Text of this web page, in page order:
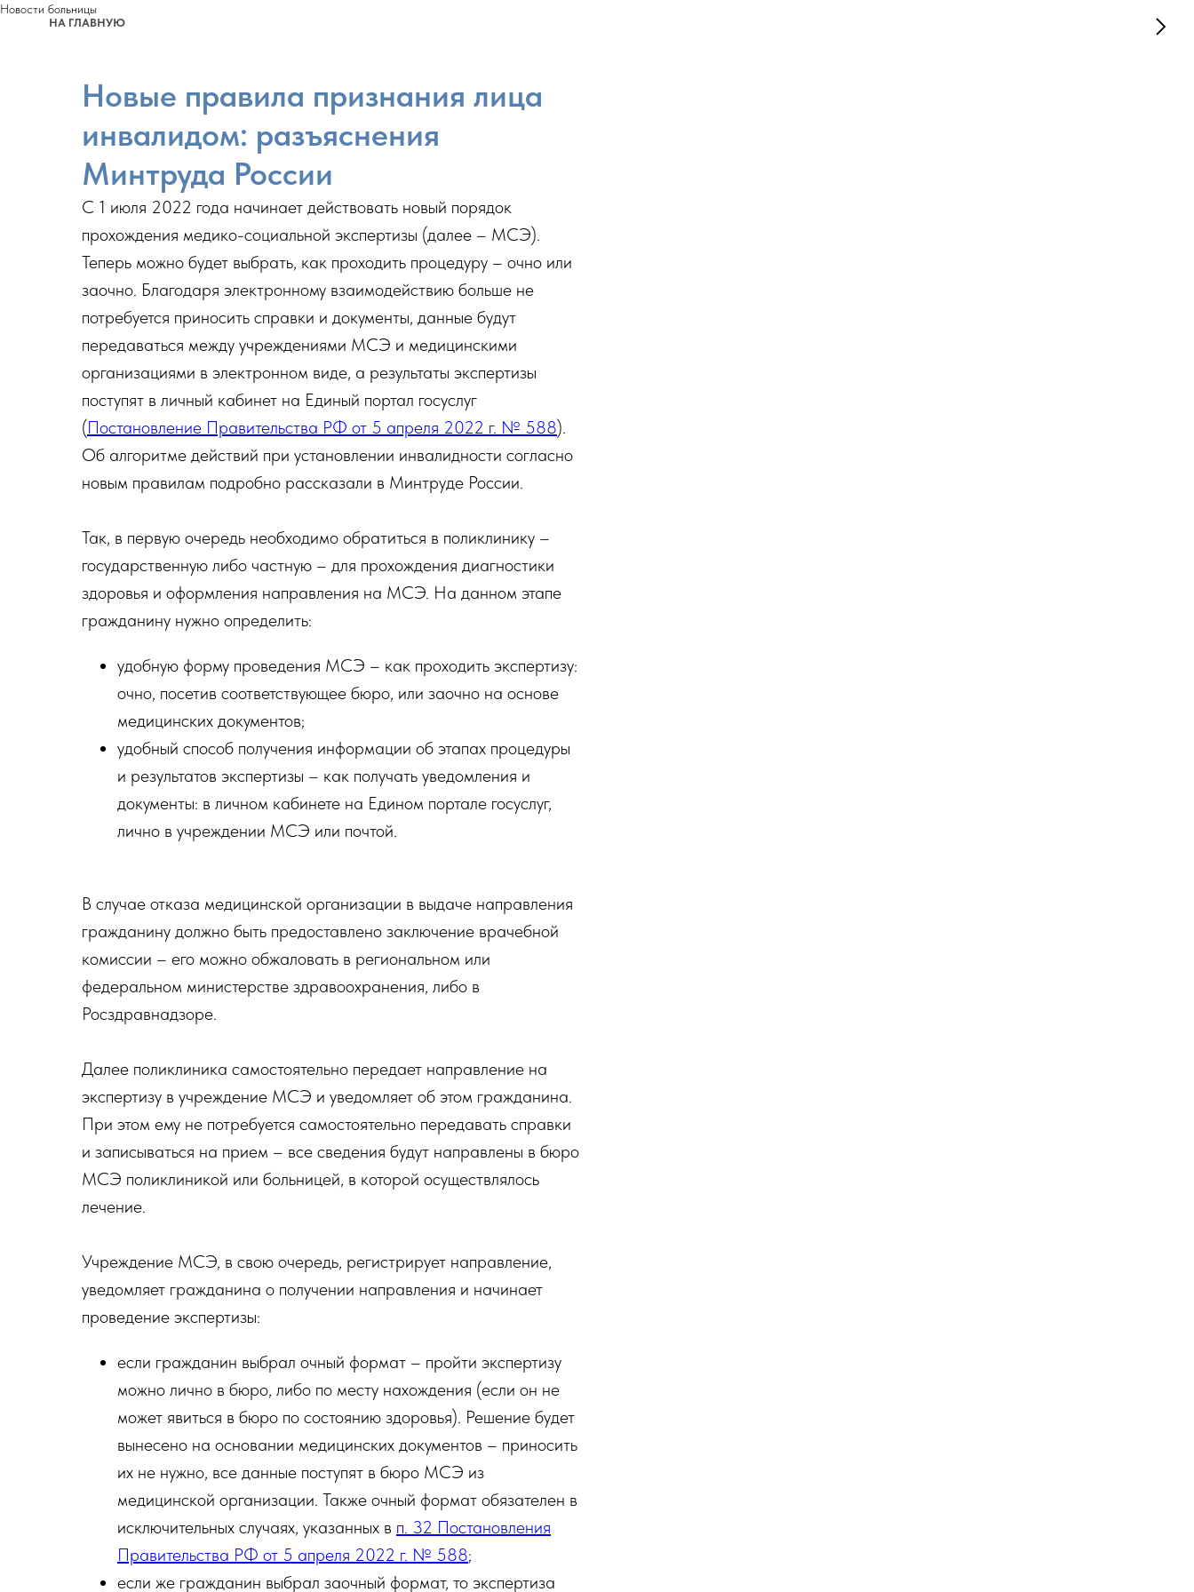
Новости больницы
Новые правила признания лица
инвалидом: разъяснения
Минтруда России
С 1 июля 2022 года начинает действовать новый порядок
прохождения медико-социальной экспертизы (далее – МСЭ).
Теперь можно будет выбрать, как проходить процедуру – очно или
заочно. Благодаря электронному взаимодействию больше не
потребуется приносить справки и документы, данные будут
передаваться между учреждениями МСЭ и медицинскими
организациями в электронном виде, а результаты экспертизы
поступят в личный кабинет на Единый портал госуслуг
(Постановление Правительства РФ от 5 апреля 2022 г. № 588).
Об алгоритме действий при установлении инвалидности согласно
новым правилам подробно рассказали в Минтруде России.
Так, в первую очередь необходимо обратиться в поликлинику –
государственную либо частную – для прохождения диагностики
здоровья и оформления направления на МСЭ. На данном этапе
гражданину нужно определить:
удобную форму проведения МСЭ – как проходить экспертизу:
очно, посетив соответствующее бюро, или заочно на основе
медицинских документов;
удобный способ получения информации об этапах процедуры
и результатов экспертизы – как получать уведомления и
документы: в личном кабинете на Едином портале госуслуг,
лично в учреждении МСЭ или почтой.
В случае отказа медицинской организации в выдаче направления
гражданину должно быть предоставлено заключение врачебной
комиссии – его можно обжаловать в региональном или
федеральном министерстве здравоохранения, либо в
Росздравнадзоре.
Далее поликлиника самостоятельно передает направление на
экспертизу в учреждение МСЭ и уведомляет об этом гражданина.
При этом ему не потребуется самостоятельно передавать справки
и записываться на прием – все сведения будут направлены в бюро
МСЭ поликлиникой или больницей, в которой осуществлялось
лечение.
Учреждение МСЭ, в свою очередь, регистрирует направление,
уведомляет гражданина о получении направления и начинает
проведение экспертизы:
если гражданин выбрал очный формат – пройти экспертизу
можно лично в бюро, либо по месту нахождения (если он не
может явиться в бюро по состоянию здоровья). Решение будет
вынесено на основании медицинских документов – приносить
их не нужно, все данные поступят в бюро МСЭ из
медицинской организации. Также очный формат обязателен в
исключительных случаях, указанных в п. 32 Постановления
Правительства РФ от 5 апреля 2022 г. № 588;
если же гражданин выбрал заочный формат, то экспертиза
НА ГЛАВНУЮ